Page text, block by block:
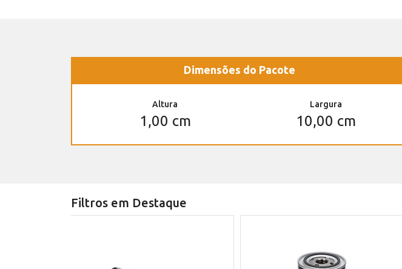
Dimensões do Pacote
Altura
1,00 cm
Largura
10,00 cm
Filtros em Destaque